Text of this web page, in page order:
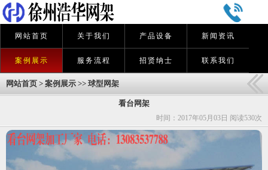
网站首页 关于我们 产品设备 新闻资讯
案例展示 服务流程 招贤纳士 联系我们
网站首页 > 案例展示 >> 球型网架
看台网架
时间：2017年05月03日 阅读530次